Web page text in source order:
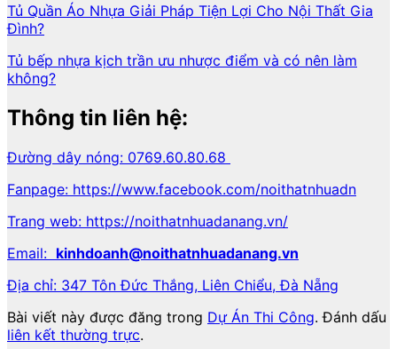
Tủ Quần Áo Nhựa Giải Pháp Tiện Lợi Cho Nội Thất Gia
Đình?
Tủ bếp nhựa kịch trần ưu nhược điểm và có nên làm
không?
Thông tin liên hệ:
Đường dây nóng: 0769.60.80.68
Fanpage: https://www.facebook.com/noithatnhuadn
Trang web: https://noithatnhuadanang.vn/
Email: kinhdoanh@noithatnhuadanang.vn
Địa chỉ: 347 Tôn Đức Thắng, Liên Chiểu, Đà Nẵng
Bài viết này được đăng trong Dự Án Thi Công. Đánh dấu
liên kết thường trực.